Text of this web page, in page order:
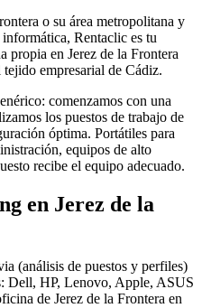
o su área metropolitana y
Rentaclic es tu
propia en Jerez de la Frontera
empresarial de Cádiz.
comenzamos con una
los puestos de trabajo de
óptima. Portátiles para
equipos de alto
recibe el equipo adecuado.
en Jerez de la
(análisis de puestos y perfiles)
Dell, HP, Lenovo, Apple, ASUS
de Jerez de la Frontera en